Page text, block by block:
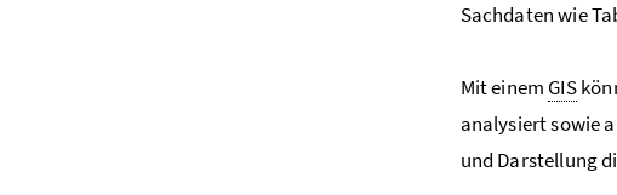
Sachdaten wie
Mit einem GIS
analysiert sowie
und Darstellung